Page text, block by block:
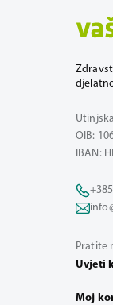
OIB:
IBAN:
Pratite
Uvjeti
Moj